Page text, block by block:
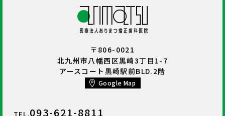
〒806-0021
北九州市八幡西区黒崎3丁目1-7
アースコート黒崎駅前BLD.2階
Google Map
TEL.093-621-8811